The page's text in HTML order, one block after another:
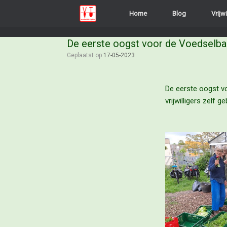
Home Blog
De eerste oogst voor de
Geplaatst op 17-05-2023
De eerste oogst
vrijwilligers zelf